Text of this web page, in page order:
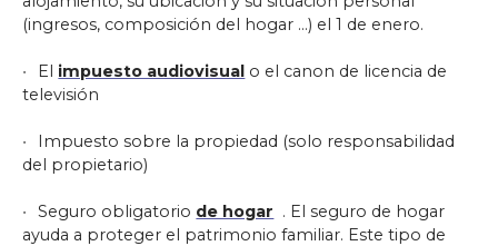
(ingresos, composición del hogar ...) el 1 de enero.
El impuesto audiovisual o el canon de licencia de
televisión
Impuesto sobre la propiedad (solo responsabilidad
del propietario)
Seguro obligatorio de hogar . El seguro de hogar
ayuda a proteger el patrimonio familiar. Este tipo de